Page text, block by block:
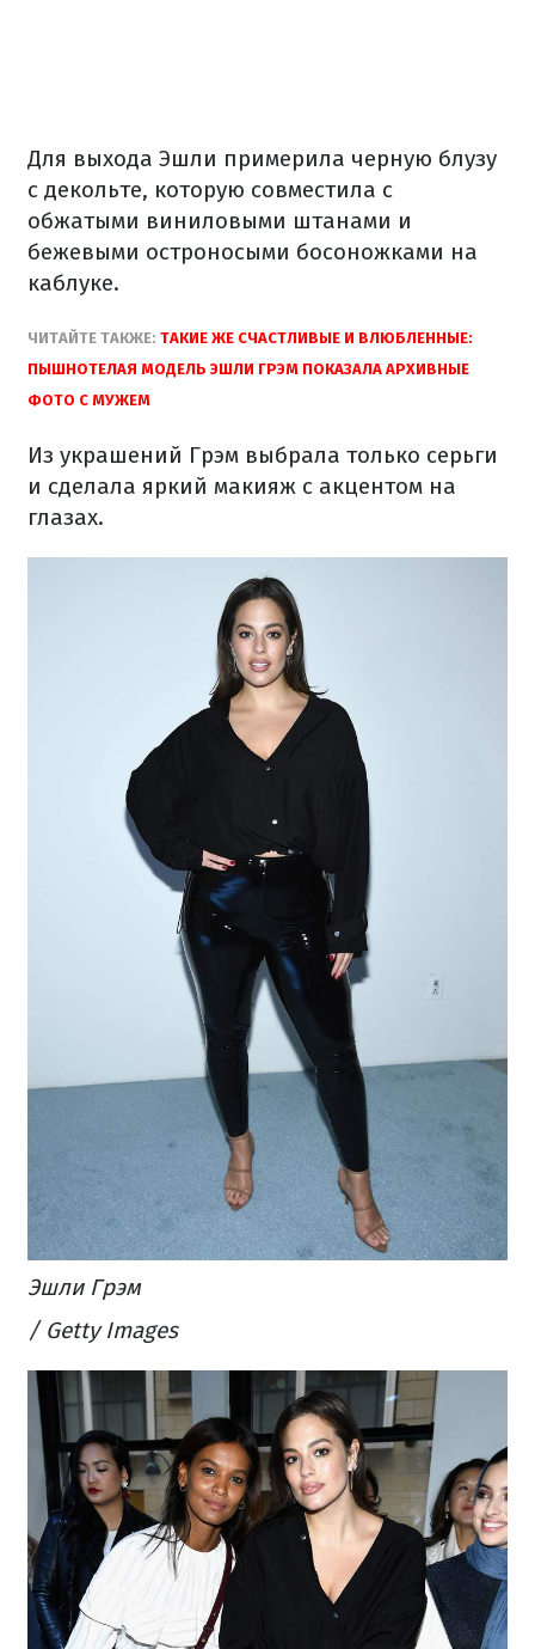
Для выхода Эшли примерила черную блузу
с декольте, которую совместила с
обжатыми виниловыми штанами и
бежевыми остроносыми босоножками на
каблуке.
ЧИТАЙТЕ ТАКЖЕ: ТАКИЕ ЖЕ СЧАСТЛИВЫЕ И ВЛЮБЛЕННЫЕ:
ПЫШНОТЕЛАЯ МОДЕЛЬ ЭШЛИ ГРЭМ ПОКАЗАЛА АРХИВНЫЕ
ФОТО С МУЖЕМ
Из украшений Грэм выбрала только серьги
и сделала яркий макияж с акцентом на
глазах.
Эшли Грэм
/ Getty Images